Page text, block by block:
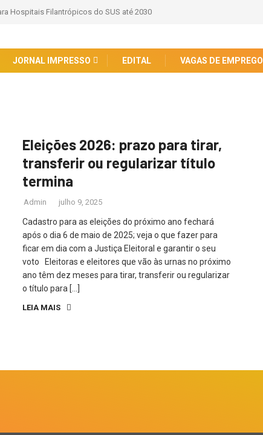
Hospitais Filantrópicos do SUS até 2030
JORNAL IMPRESSO EDITAL VAGAS DE EMPREGO
Eleições 2026: prazo para tirar,
transferir ou regularizar título
termina
Admin julho 9, 2025
Cadastro para as eleições do próximo ano fechará
após o dia 6 de maio de 2025; veja o que fazer para
ficar em dia com a Justiça Eleitoral e garantir o seu
voto Eleitoras e eleitores que vão às urnas no próximo
ano têm dez meses para tirar, transferir ou regularizar
o título para […]
LEIA MAIS